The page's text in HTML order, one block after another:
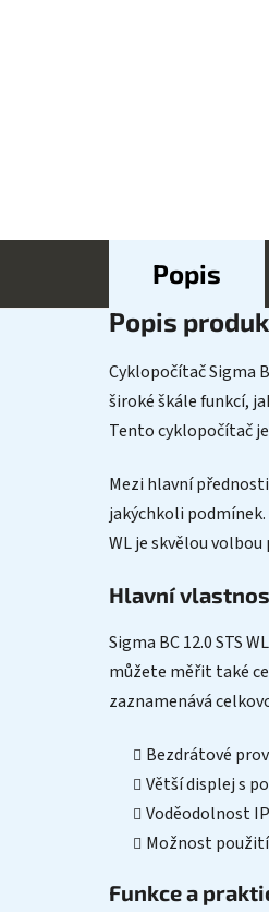
Popis
Popis
Cyklopočítač Sigma
široké škále funkcí,
Tento cyklopočítač
Mezi hlavní
jakýchkoli podmínek.
WL je skvělou
Hlavní
Sigma BC 12.0 STS
můžete měřit také
zaznamenává
Bezdrátové
Větší displej s
Voděodolnost
Možnost
Funkce a